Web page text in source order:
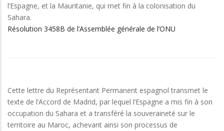
l’Espagne, et la Mauritanie, qui met fin à la colonisation du
Sahara.
Résolution 3458B de l’Assemblée générale de l’ONU
Cette lettre du Représentant Permanent espagnol transmet le
texte de l’Accord de Madrid, par lequel l’Espagne a mis fin à son
occupation du Sahara et a transféré la souveraineté sur le
territoire au Maroc, achevant ainsi son processus de